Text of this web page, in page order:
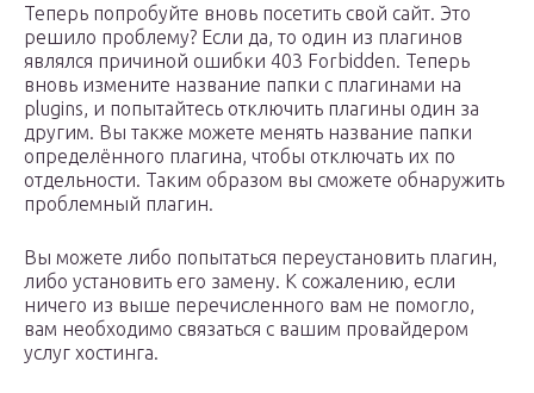
Теперь попробуйте вновь посетить свой сайт. Это
решило проблему? Если да, то один из плагинов
являлся причиной ошибки 403 Forbidden. Теперь
вновь измените название папки с плагинами на
plugins, и попытайтесь отключить плагины один за
другим. Вы также можете менять название папки
определённого плагина, чтобы отключать их по
отдельности. Таким образом вы сможете обнаружить
проблемный плагин.
Вы можете либо попытаться переустановить плагин,
либо установить его замену. К сожалению, если
ничего из выше перечисленного вам не помогло,
вам необходимо связаться с вашим провайдером
услуг хостинга.